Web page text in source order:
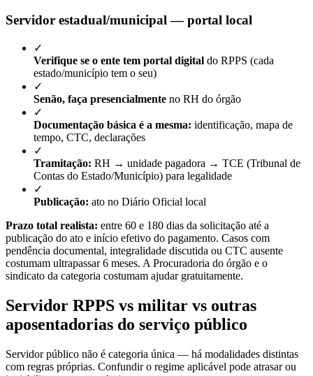
Servidor estadual/municipal — portal local
✓
Verifique se o ente tem portal digital do RPPS (cada
estado/município tem o seu)
✓
Senão, faça presencialmente no RH do órgão
✓
Documentação básica é a mesma: identificação, mapa de
tempo, CTC, declarações
✓
Tramitação: RH → unidade pagadora → TCE (Tribunal de
Contas do Estado/Município) para legalidade
✓
Publicação: ato no Diário Oficial local
Prazo total realista: entre 60 e 180 dias da solicitação até a
publicação do ato e início efetivo do pagamento. Casos com
pendência documental, integralidade discutida ou CTC ausente
costumam ultrapassar 6 meses. A Procuradoria do órgão e o
sindicato da categoria costumam ajudar gratuitamente.
Servidor RPPS vs militar vs outras
aposentadorias do serviço público
Servidor público não é categoria única — há modalidades distintas
com regras próprias. Confundir o regime aplicável pode atrasar ou